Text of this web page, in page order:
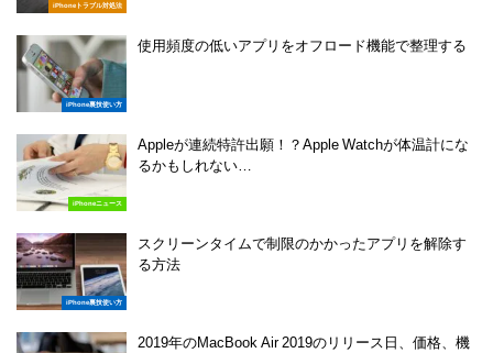
iPhoneトラブル対処法
iPhone裏技使い方
使用頻度の低いアプリをオフロード機能で整理する
iPhoneニュース
Appleが連続特許出願！？Apple Watchが体温計にな
るかもしれない…
iPhone裏技使い方
スクリーンタイムで制限のかかったアプリを解除す
る方法
2019年のMacBook Air 2019のリリース日、価格、機